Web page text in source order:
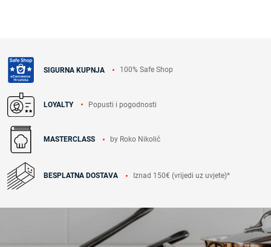
SIGURNA KUPNJA 100% Safe Shop
LOYALTY Popusti i pogodnosti
MASTERCLASS by Roko Nikolić
BESPLATNA DOSTAVA Iznad 150€ (vrijedi uz uvjete)*